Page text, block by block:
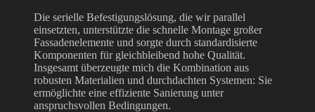
Die serielle Befestigungslösung, die wir parallel
einsetzten, unterstützte die schnelle Montage großer
Fassadenelemente und sorgte durch standardisierte
Komponenten für gleichbleibend hohe Qualität.
Insgesamt überzeugte mich die Kombination aus
robusten Materialien und durchdachten Systemen: Sie
ermöglichte eine effiziente Sanierung unter
anspruchsvollen Bedingungen.